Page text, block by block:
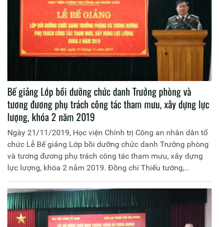
Bế giảng Lớp bồi dưỡng chức danh Trưởng phòng và
tương đương phụ trách công tác tham mưu, xây dựng lực
lượng, khóa 2 năm 2019
Ngày 21/11/2019, Học viện Chính trị Công an nhân dân tổ
chức Lễ Bế giảng Lớp bồi dưỡng chức danh Trưởng phòng
và tương đương phụ trách công tác tham mưu, xây dựng
lực lượng, khóa 2 năm 2019. Đồng chí Thiếu tướng,
PGS.TS Trần Vi Dân, Bí thư Đảng ủy, Giám đốc Học viện
Chính trị Công an nhân dân chủ trì buổi Lễ